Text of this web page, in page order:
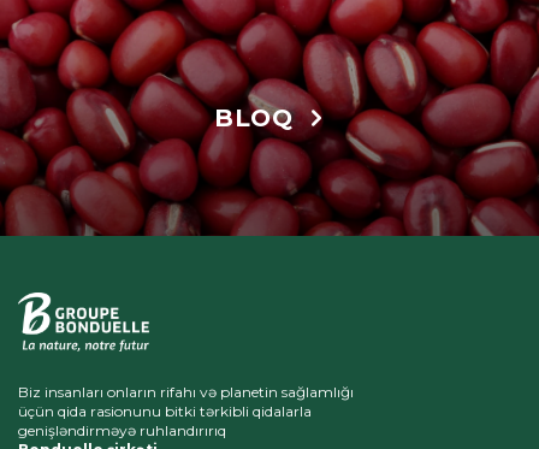
BLOQ
Biz insanları onların rifahı və planetin sağlamlığı
üçün qida rasionunu bitki tərkibli qidalarla
genişləndirməyə ruhlandırırıq